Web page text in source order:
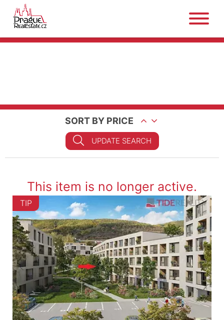
SORT BY PRICE
UPDATE SEARCH
This item is no longer active.
TIP